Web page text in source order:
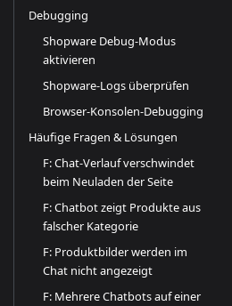
Debugging
Shopware Debug-Modus
aktivieren
Shopware-Logs überprüfen
Browser-Konsolen-Debugging
Häufige Fragen & Lösungen
F: Chat-Verlauf verschwindet
beim Neuladen der Seite
F: Chatbot zeigt Produkte aus
falscher Kategorie
F: Produktbilder werden im
Chat nicht angezeigt
F: Mehrere Chatbots auf einer